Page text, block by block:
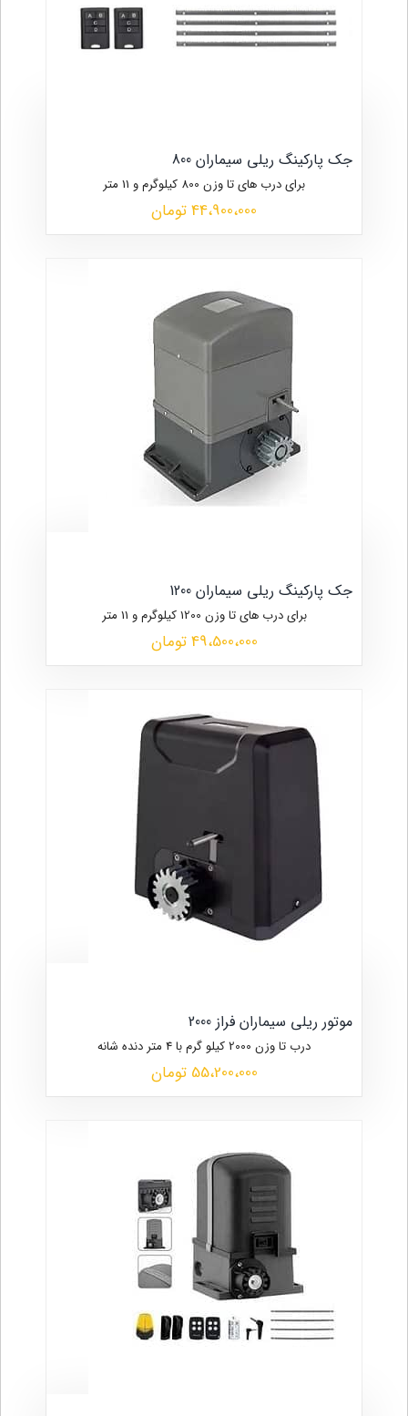
جک پارکینگ ریلی سیماران 800
برای درب های تا وزن 800 کیلوگرم و 11 متر
44،900،000 تومان
جک پارکینگ ریلی سیماران 1200
برای درب های تا وزن 1200 کیلوگرم و 11 متر
49،500،000 تومان
موتور ریلی سیماران فراز 2000
درب تا وزن 2000 کیلو گرم با 4 متر دنده شانه
55،200،000 تومان